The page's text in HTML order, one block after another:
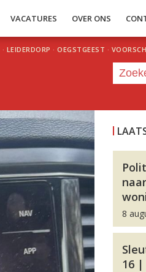
VACATURES OVER ONS
· LEIDERDORP · OEGSTGEEST ·
8
16 |